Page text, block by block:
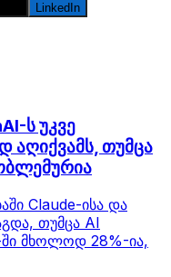
LinkedIn
ს უკვე
აღიქვამს, თუმცა
Claude-ისა და
თუმცა AI
ში მხოლოდ 28%-ია,